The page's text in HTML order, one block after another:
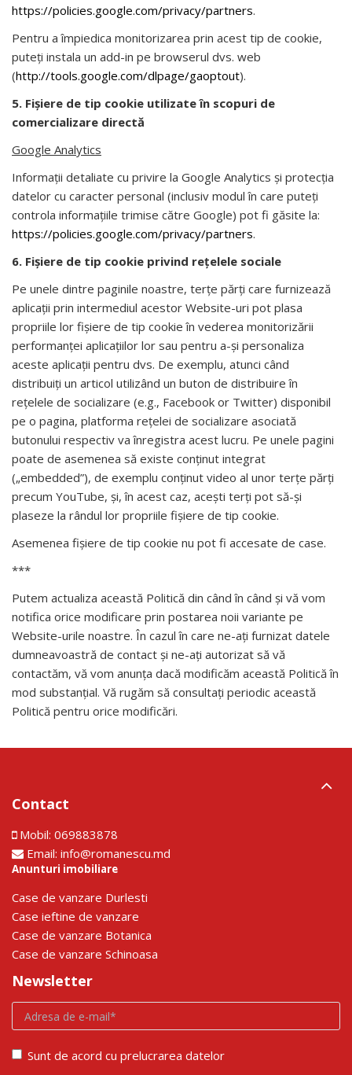
https://policies.google.com/privacy/partners.
Pentru a împiedica monitorizarea prin acest tip de cookie,
puteți instala un add-in pe browserul dvs. web
(http://tools.google.com/dlpage/gaoptout).
5. Fișiere de tip cookie utilizate în scopuri de
comercializare directă
Google Analytics
Informații detaliate cu privire la Google Analytics și protecția
datelor cu caracter personal (inclusiv modul în care puteți
controla informațiile trimise către Google) pot fi găsite la:
https://policies.google.com/privacy/partners.
6. Fișiere de tip cookie privind rețelele sociale
Pe unele dintre paginile noastre, terţe părţi care furnizează
aplicaţii prin intermediul acestor Website-uri pot plasa
propriile lor fişiere de tip cookie în vederea monitorizării
performanţei aplicaţiilor lor sau pentru a-şi personaliza
aceste aplicaţii pentru dvs. De exemplu, atunci când
distribuiţi un articol utilizând un buton de distribuire în
reţelele de socializare (e.g., Facebook or Twitter) disponibil
pe o pagina, platforma reţelei de socializare asociată
butonului respectiv va înregistra acest lucru. Pe unele pagini
poate de asemenea să existe conţinut integrat
(„embedded”), de exemplu conţinut video al unor terţe părţi
precum YouTube, şi, în acest caz, aceşti terţi pot să-şi
plaseze la rândul lor propriile fişiere de tip cookie.
Asemenea fişiere de tip cookie nu pot fi accesate de case.
***
Putem actualiza această Politică din când în când și vă vom
notifica orice modificare prin postarea noii variante pe
Website-urile noastre. În cazul în care ne-ați furnizat datele
dumneavoastră de contact și ne-ați autorizat să vă
contactăm, vă vom anunța dacă modificăm această Politică în
mod substanțial. Vă rugăm să consultați periodic această
Politică pentru orice modificări.
Contact
Mobil: 069883878
Email: info@romanescu.md
Anunturi imobiliare
Сase de vanzare Durlesti
Сase ieftine de vanzare
Сase de vanzare Botanica
Сase de vanzare Schinoasa
Newsletter
Sunt de acord cu prelucrarea datelor